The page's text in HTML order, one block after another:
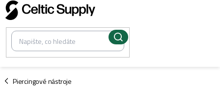
Přejít
na
obsah
Piercingové nástroje
/